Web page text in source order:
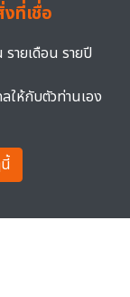
ที่เชื่อ
ายเดือน รายปี
ให้กับตัวท่านเอง